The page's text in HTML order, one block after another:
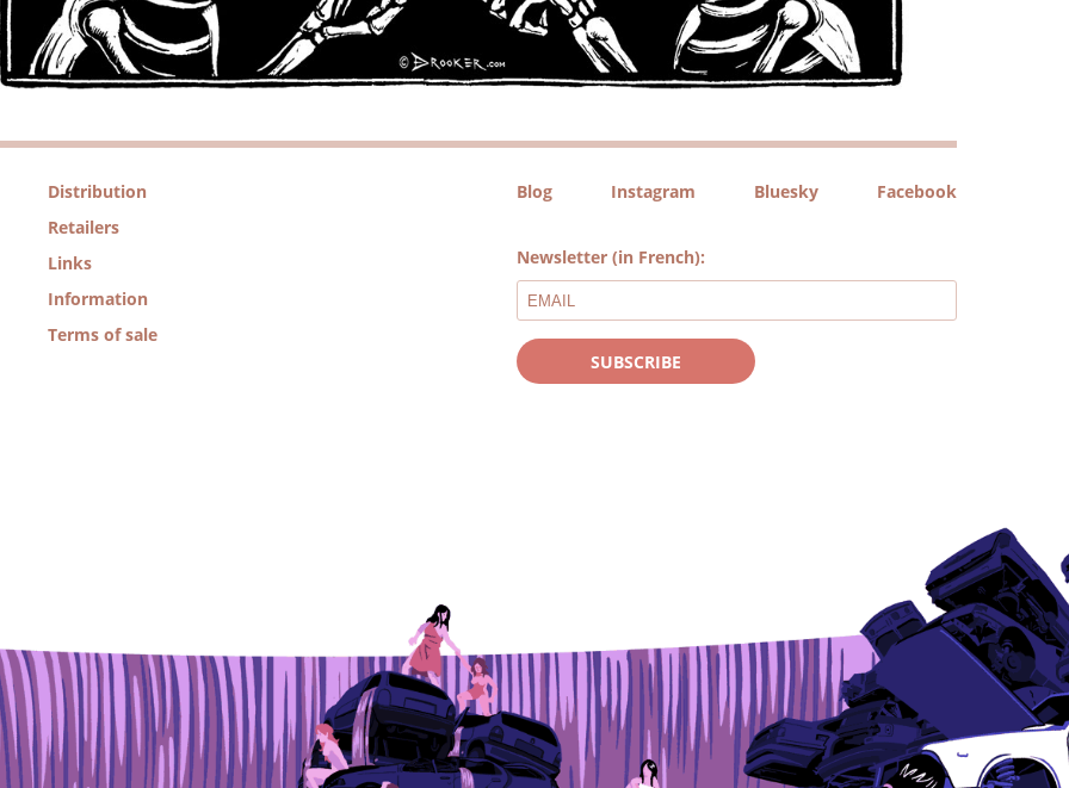
Distribution
Retailers
Links
Information
Terms of sale
Blog Instagram Bluesky Facebook
Newsletter (in French):
SUBSCRIBE